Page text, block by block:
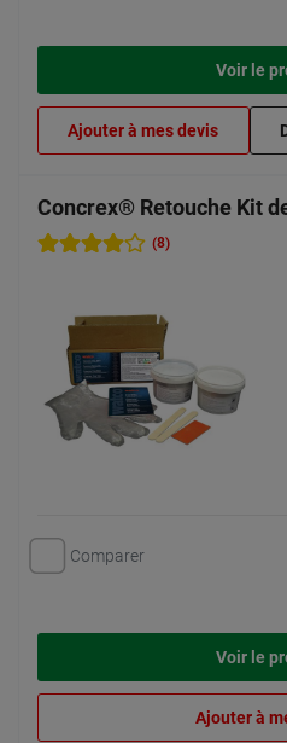
Voir le
Ajouter à mes devis
Concrex® Retouche Kit
(8)
Comparer
Voir le
Ajouter à